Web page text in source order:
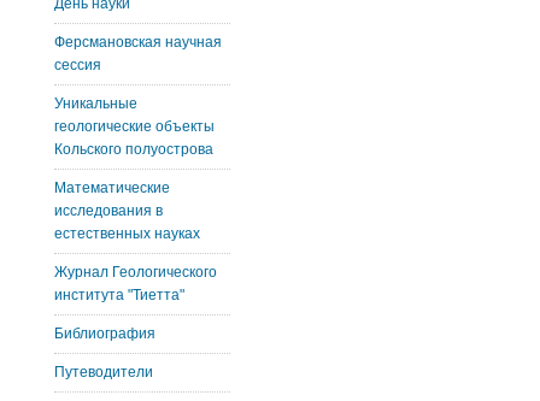
День науки
Ферсмановская научная
сессия
Уникальные
геологические объекты
Кольского полуострова
Математические
исследования в
естественных науках
Журнал Геологического
института "Тиетта"
Библиография
Путеводители